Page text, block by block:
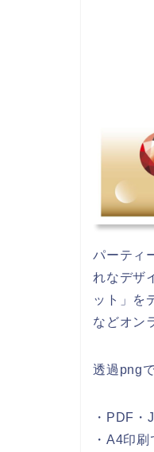
パーティ
れなデザ
ット」を
などオン
透過png
・PDF・
・A4印